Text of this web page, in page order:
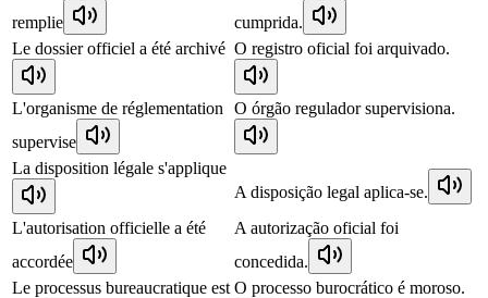
remplie
cumprida.
Le dossier officiel a été archivé O registro oficial foi arquivado.
L'organisme de réglementation
supervise
O órgão regulador supervisiona.
La disposition légale s'applique
A disposição legal aplica-se.
L'autorisation officielle a été
accordée
A autorização oficial foi
concedida.
Le processus bureaucratique est O processo burocrático é moroso.